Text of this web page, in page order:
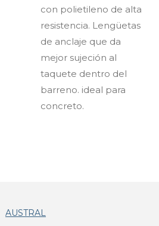
con polietileno de alta
resistencia. Lengüetas
de anclaje que da
mejor sujeción al
taquete dentro del
barreno. ideal para
concreto.
AUSTRAL